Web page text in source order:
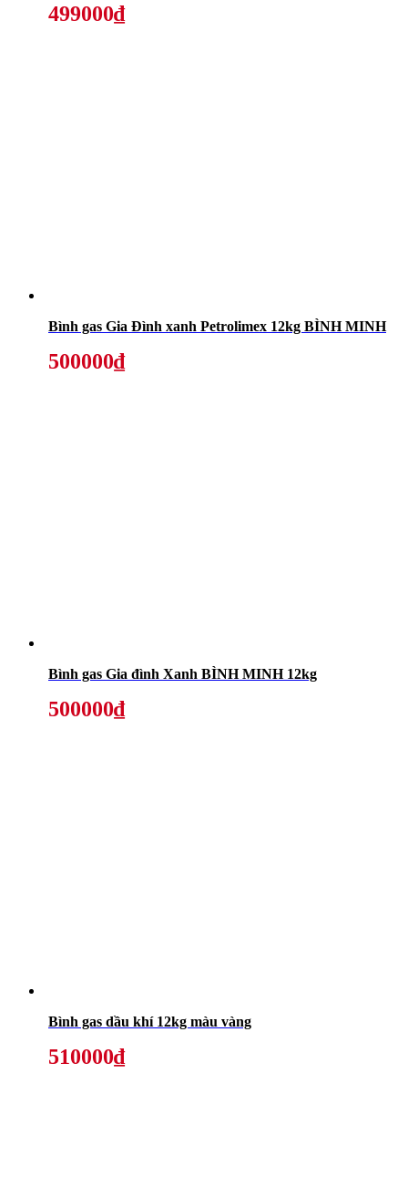
499000₫
Bình gas Gia Đình xanh Petrolimex 12kg BÌNH MINH
500000₫
Bình gas Gia đình Xanh BÌNH MINH 12kg
500000₫
Bình gas dầu khí 12kg màu vàng
510000₫